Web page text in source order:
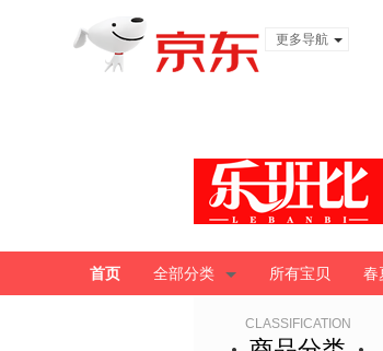
更多导航
首页 全部分类 所有宝贝 春
CLASSIFICATION